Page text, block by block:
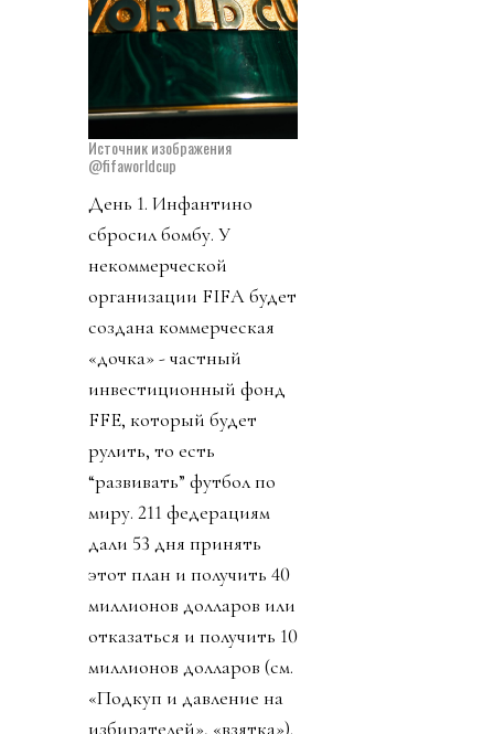
Источник изображения
@fifaworldcup
День 1. Инфантино
сбросил бомбу. У
некоммерческой
организации FIFA будет
создана коммерческая
«дочка» - частный
инвестиционный фонд
FFE, который будет
рулить, то есть
“развивать” футбол по
миру. 211 федерациям
дали 53 дня принять
этот план и получить 40
миллионов долларов или
отказаться и получить 10
миллионов долларов (см.
«Подкуп и давление на
избирателей», «взятка»).